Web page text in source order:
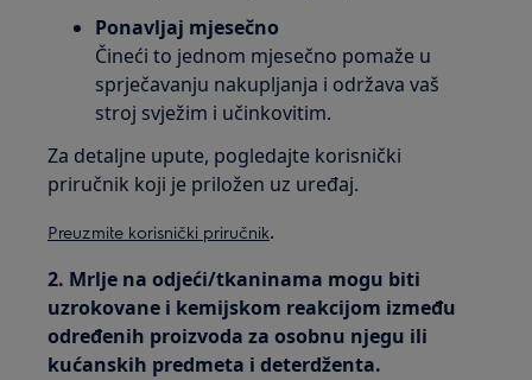
Ponavljaj mjesečno
Čineći to jednom mjesečno pomaže u
sprječavanju nakupljanja i održava vaš
stroj svježim i učinkovitim.
Za detaljne upute, pogledajte korisnički
priručnik koji je priložen uz uređaj.
Preuzmite korisnički priručnik.
2. Mrlje na odjeći/tkaninama mogu biti
uzrokovane i kemijskom reakcijom između
određenih proizvoda za osobnu njegu ili
kućanskih predmeta i deterdženta.